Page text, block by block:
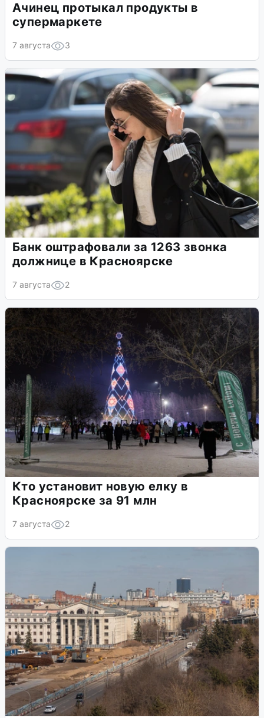
Ачинец протыкал продукты в
супермаркете
7 августа 3
Банк оштрафовали за 1263 звонка
должнице в Красноярске
7 августа 2
Кто установит новую елку в
Красноярске за 91 млн
7 августа 2